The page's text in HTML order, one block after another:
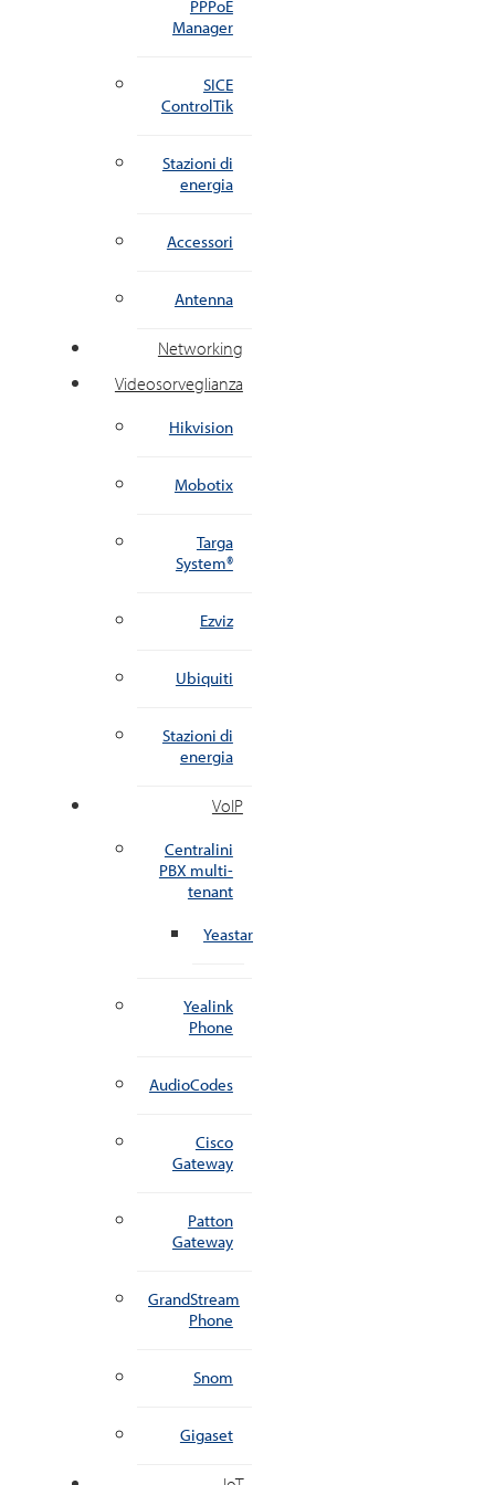
PPPoE
Manager
SICE
ControlTik
Stazioni di
energia
Accessori
Antenna
Networking
Videosorveglianza
Hikvision
Mobotix
Targa
System®
Ezviz
Ubiquiti
Stazioni di
energia
VoIP
Centralini
PBX multi-
tenant
Yeastar
Yealink
Phone
AudioCodes
Cisco
Gateway
Patton
Gateway
GrandStream
Phone
Snom
Gigaset